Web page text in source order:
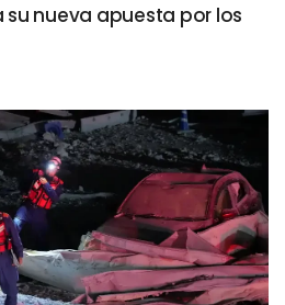
nueva apuesta por los